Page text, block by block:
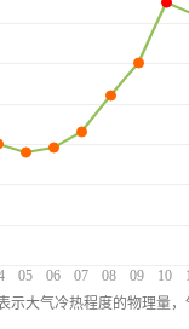
05 06 07 08 09 10
示大气冷热程度的物理量